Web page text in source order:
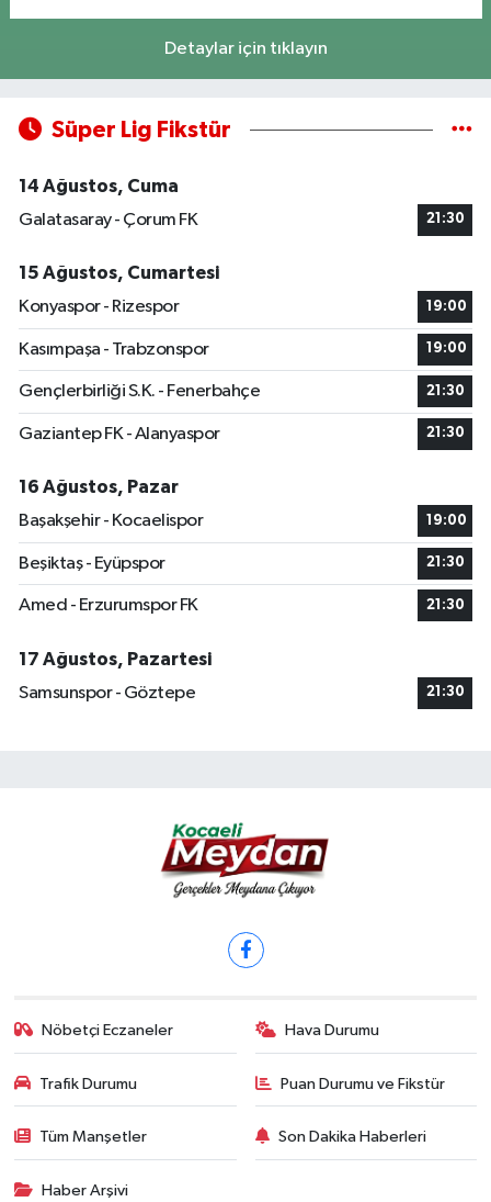
Detaylar için tıklayın
Süper Lig Fikstür
14 Ağustos, Cuma
Galatasaray - Çorum FK
21:30
15 Ağustos, Cumartesi
Konyaspor - Rizespor
19:00
Kasımpaşa - Trabzonspor 19:00
Gençlerbirliği S.K. - Fenerbahçe 21:30
Gaziantep FK - Alanyaspor 21:30
16 Ağustos, Pazar
Başakşehir - Kocaelispor
19:00
Beşiktaş - Eyüpspor 21:30
Amed - Erzurumspor FK 21:30
17 Ağustos, Pazartesi
Samsunspor - Göztepe
21:30
Nöbetçi Eczaneler Hava Durumu
Trafik Durumu Puan Durumu ve Fikstür
Tüm Manşetler Son Dakika Haberleri
Haber Arşivi